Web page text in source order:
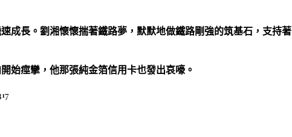
速成長。劉湘懷懷揣著鐵路夢，默默地做鐵路剛強的筑基石，支持著
始痙攣，他那張純金箔信用卡也發出哀嚎。